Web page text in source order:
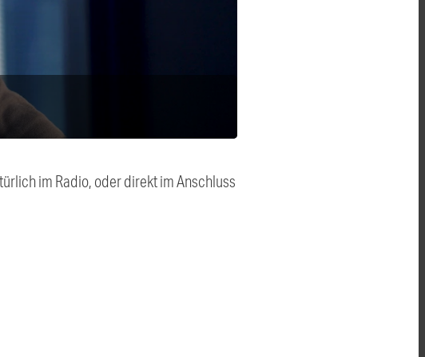
im Radio, oder direkt im Anschluss